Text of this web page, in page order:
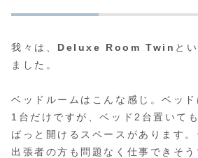
我々は、 Deluxe Room Twin と
ました。
ベッドルームはこんな感じ。ベッ
1台だけですが、ベッド2台置いて
ばっと開けるスペースがあります。
出張者の方も問題なく仕事できそう